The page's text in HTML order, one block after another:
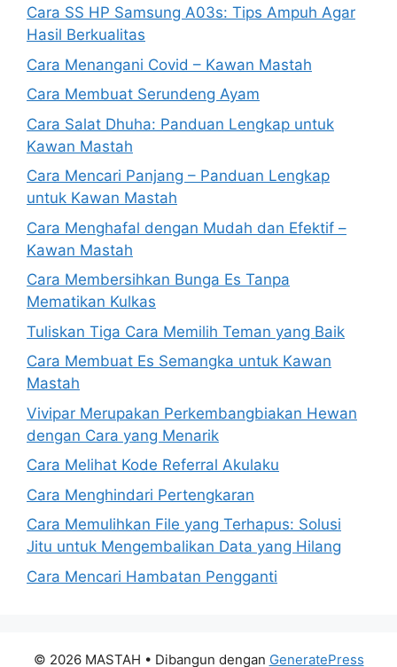
Cara SS HP Samsung A03s: Tips Ampuh Agar
Hasil Berkualitas
Cara Menangani Covid – Kawan Mastah
Cara Membuat Serundeng Ayam
Cara Salat Dhuha: Panduan Lengkap untuk
Kawan Mastah
Cara Mencari Panjang – Panduan Lengkap
untuk Kawan Mastah
Cara Menghafal dengan Mudah dan Efektif –
Kawan Mastah
Cara Membersihkan Bunga Es Tanpa
Mematikan Kulkas
Tuliskan Tiga Cara Memilih Teman yang Baik
Cara Membuat Es Semangka untuk Kawan
Mastah
Vivipar Merupakan Perkembangbiakan Hewan
dengan Cara yang Menarik
Cara Melihat Kode Referral Akulaku
Cara Menghindari Pertengkaran
Cara Memulihkan File yang Terhapus: Solusi
Jitu untuk Mengembalikan Data yang Hilang
Cara Mencari Hambatan Pengganti
© 2026 MASTAH • Dibangun dengan GeneratePress